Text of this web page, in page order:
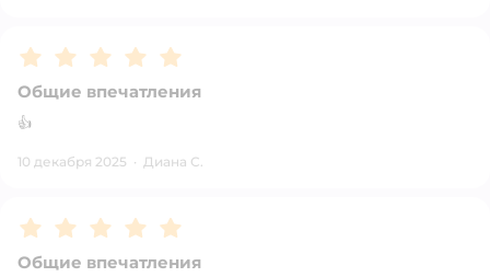
Рейтинг:5
Общие впечатления
👍
10 декабря 2025 · Диана С.
Рейтинг:5
Общие впечатления